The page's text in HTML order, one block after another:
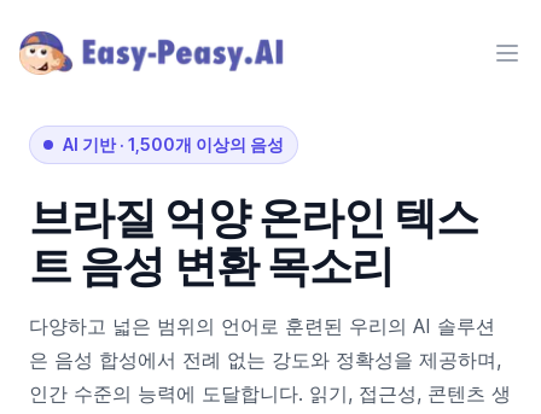
AI 기반· 1,500개 이상의 음성
브라질 억양 온라인 텍스
트 음성 변환 목소리
다양하고 넓은 범위의 언어로 훈련된 우리의 AI 솔루션
은 음성 합성에서 전례 없는 강도와 정확성을 제공하며,
인간 수준의 능력에 도달합니다. 읽기, 접근성, 콘텐츠 생